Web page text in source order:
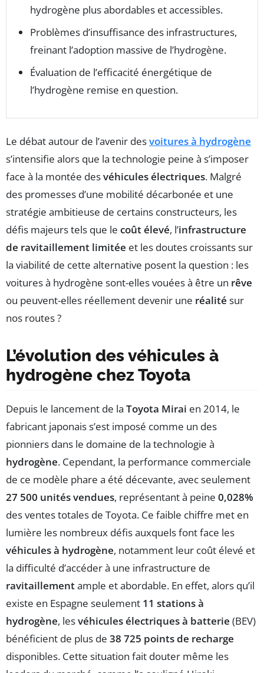
hydrogène plus abordables et accessibles.
Problèmes d’insuffisance des infrastructures,
freinant l’adoption massive de l’hydrogène.
Évaluation de l’efficacité énergétique de
l’hydrogène remise en question.
Le débat autour de l’avenir desvoitures à hydrogène
s’intensifie alors que la technologie peine à s’imposer
face à la montée desvéhicules électriques. Malgré
des promesses d’une mobilité décarbonée et une
stratégie ambitieuse de certains constructeurs, les
défis majeurs tels que le coût élevé, l’infrastructure
de ravitaillement limitée et les doutes croissants sur
la viabilité de cette alternative posent la question : les
voitures à hydrogène sont-elles vouées à être un rêve
ou peuvent-elles réellement devenir une réalité sur
nos routes ?
L’évolution des véhicules à
hydrogène chez Toyota
Depuis le lancement de la Toyota Mirai en 2014, le
fabricant japonais s’est imposé comme un des
pionniers dans le domaine de la technologie à
hydrogène. Cependant, la performance commerciale
de ce modèle phare a été décevante, avec seulement
27 500 unités vendues, représentant à peine 0,028%
des ventes totales de Toyota. Ce faible chiffre met en
lumière les nombreux défis auxquels font face les
véhicules à hydrogène, notamment leur coût élevé et
la difficulté d’accéder à une infrastructure de
ravitaillementample et abordable. En effet, alors qu’il
existe en Espagne seulement 11 stations à
hydrogène, lesvéhicules électriques à batterie (BEV)
bénéficient de plus de 38 725 points de recharge
disponibles. Cette situation fait douter même les